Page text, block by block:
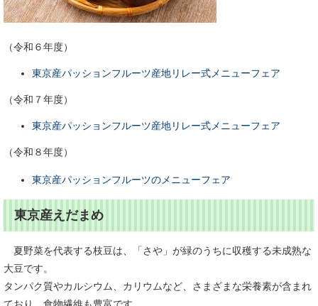
（令和６年度）
東京産パッションフルーツ産地リレー式メニューフェア
（令和７年度）
東京産パッションフルーツ産地リレー式メニューフェア
（令和８年度）
東京産パッションフルーツのメニューフェア
東京産えだまめ
夏野菜を代表する枝豆は、「さや」が緑のうちに収穫する未成熟な
大豆です。
タンパク質やカルシウム、カリウムなど、さまざまな栄養素が含まれ